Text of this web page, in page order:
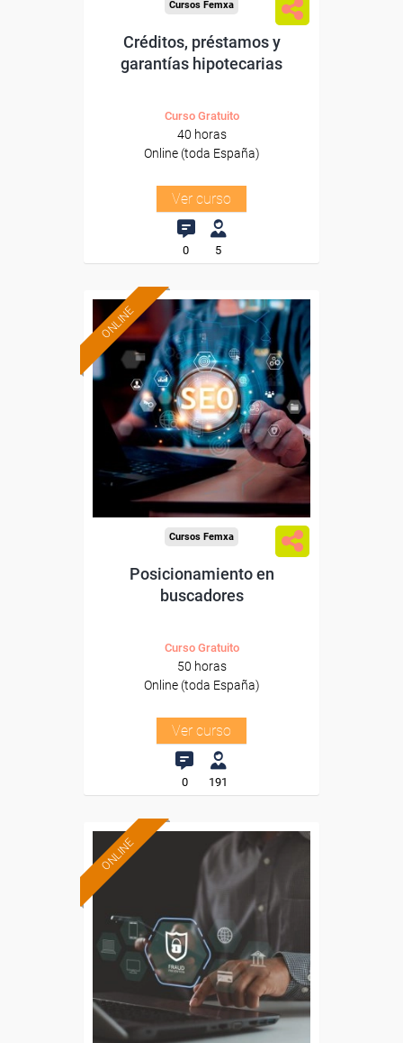
Cursos Femxa
Créditos, préstamos y
garantías hipotecarias
Curso Gratuito
40 horas
Online (toda España)
Ver curso
0 5
ONLINE
Formación 100%
subvencionada.
Para desempleados,
trabajadores y autónomos.
Sector
-Servicios a las Empresas.
Cursos Femxa
Posicionamiento en
buscadores
Curso Gratuito
50 horas
Online (toda España)
Ver curso
0 191
ONLINE
Formación 100%
subvencionada.
Para desempleados,
trabajadores y autónomos.
Sector
-Finanzas y Seguros.